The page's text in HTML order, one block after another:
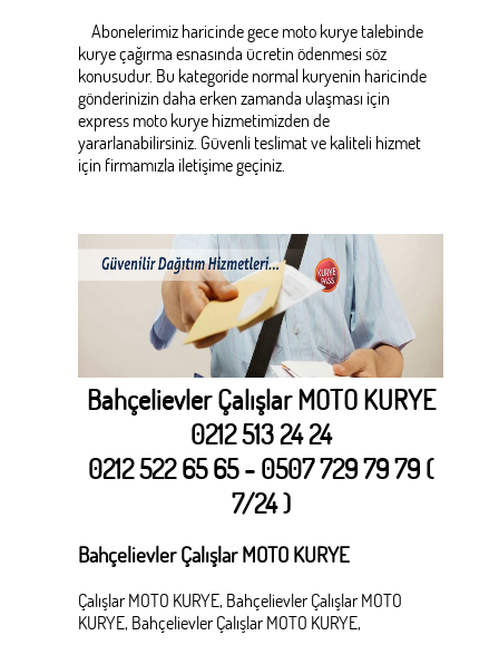
Abonelerimiz haricinde gece moto kurye talebinde
kurye çağırma esnasında ücretin ödenmesi söz
konusudur. Bu kategoride normal kuryenin haricinde
gönderinizin daha erken zamanda ulaşması için
express moto kurye hizmetimizden de
yararlanabilirsiniz. Güvenli teslimat ve kaliteli hizmet
için firmamızla iletişime geçiniz.
Bahçelievler Çalışlar MOTO KURYE
0212 513 24 24
0212 522 65 65 - 0507 729 79 79 (
7/24 )
Bahçelievler Çalışlar MOTO KURYE
Çalışlar MOTO KURYE, Bahçelievler Çalışlar MOTO
KURYE, Bahçelievler Çalışlar MOTO KURYE,